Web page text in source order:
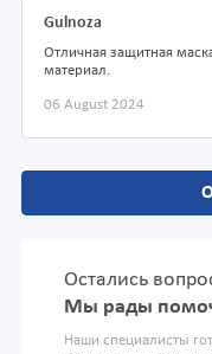
Gulnoza
Отличная защитная
материал.
06 August 2024
Остались
Мы рады
Наши специалисты